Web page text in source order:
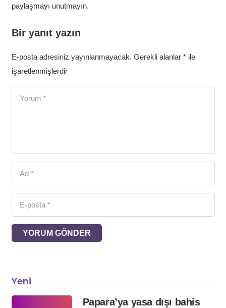
paylaşmayı unutmayın.
Bir yanıt yazın
E-posta adresiniz yayınlanmayacak. Gerekli alanlar *ile
işaretlenmişlerdir
YORUM GÖNDER
Yeni
Papara’ya yasa dışı bahis